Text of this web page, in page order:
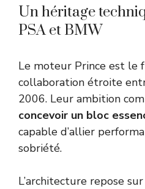
Un héritage
PSA et BMW
Le moteur Prince est le
collaboration étroite
2006. Leur ambition
concevoir un bloc
capable d’allier
sobriété.
L’architecture repose